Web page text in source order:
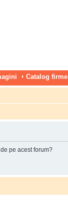
Catalog firme
pe acest forum?